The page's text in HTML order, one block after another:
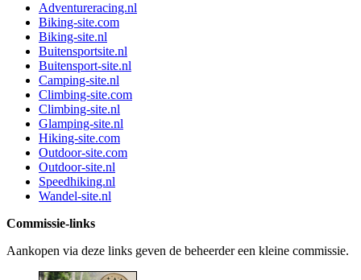
Adventureracing.nl
Biking-site.com
Biking-site.nl
Buitensportsite.nl
Buitensport-site.nl
Camping-site.nl
Climbing-site.com
Climbing-site.nl
Glamping-site.nl
Hiking-site.com
Outdoor-site.com
Outdoor-site.nl
Speedhiking.nl
Wandel-site.nl
Commissie-links
Aankopen via deze links geven de beheerder een kleine commissie.